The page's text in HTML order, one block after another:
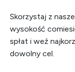
Skorzystaj z
wysokość
spłat i weź
dowolny cel.